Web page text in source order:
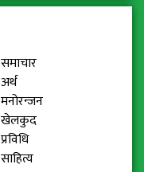
समाचार
अर्थ
मनोरन्जन
खेलकुद
प्रविधि
साहित्य